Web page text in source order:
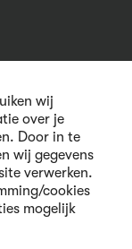
wij
over je
Door in te
wij gegevens
verwerken.
cookies
mogelijk